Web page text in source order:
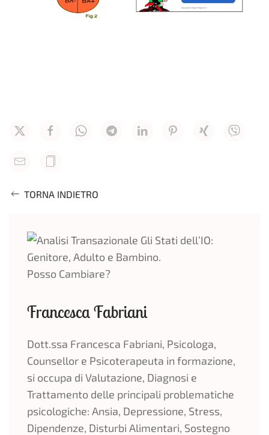
TORNA INDIETRO
Francesca Fabriani
Dott.ssa Francesca Fabriani, Psicologa,
Counsellor e Psicoterapeuta in formazione,
si occupa di Valutazione, Diagnosi e
Trattamento delle principali problematiche
psicologiche: Ansia, Depressione, Stress,
Dipendenze, Disturbi Alimentari, Sostegno